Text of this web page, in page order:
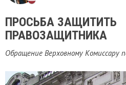
ПРОСЬБА ЗАЩИТИТЬ
ПРАВОЗАЩИТНИКА
Обращение Верховному Комиссару